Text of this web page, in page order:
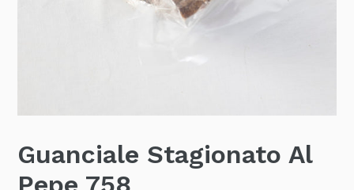
Guanciale Stagionato Al